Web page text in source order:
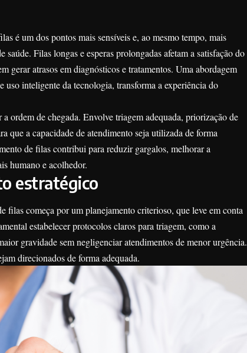
é um dos pontos mais sensíveis e, ao mesmo tempo, mais
Filas longas e esperas prolongadas afetam a satisfação do
gerar atrasos em diagnósticos e tratamentos. Uma abordagem
inteligente da tecnologia, transforma a experiência do
ordem de chegada. Envolve triagem adequada, priorização de
que a capacidade de atendimento seja utilizada de forma
de filas contribui para reduzir gargalos, melhorar a
humano e acolhedor.
estratégico
começa por um planejamento criterioso, que leve em conta
estabelecer protocolos claros para triagem, como a
gravidade sem negligenciar atendimentos de menor urgência.
direcionados de forma adequada.